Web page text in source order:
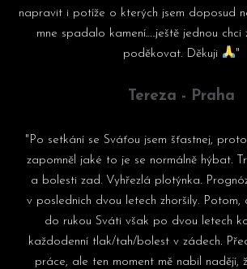
napravit i potíže o kterých jsem doposud
mne spadalo kamení…..ještě jednou
poděkovat. Děkuji
"
Tereza - Praha
"Po setkání se Sváťou jsem šťastnej,
zapomněl jaké to je se normálně hýbat.
a bolesti zad. Vyhřezlá plotýnka.
v poslednich dvou letech zhoršily. Potom,
do rukou Sváti však po dvou letech
každodenní tlak/tah/bolest v zádech.
práce, ale ten moment mě nabil nadějí,